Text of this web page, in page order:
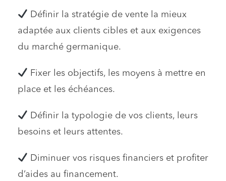
Définir la stratégie de vente la mieux
adaptée aux clients cibles et aux exigences
du marché germanique.
Fixer les objectifs, les moyens à mettre en
place et les échéances.
Définir la typologie de vos clients, leurs
besoins et leurs attentes.
Diminuer vos risques financiers et profiter
d’aides au financement.